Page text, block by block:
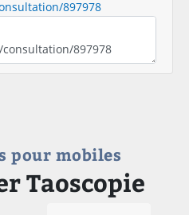
897978
pour mobiles
Taoscopie